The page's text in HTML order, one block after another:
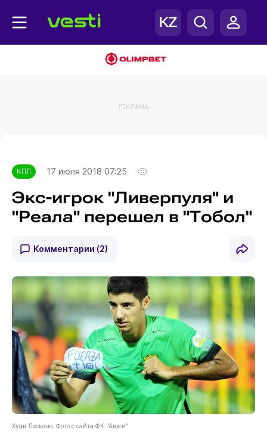
РЕКЛАМА
КПЛ 17 июля 2018 07:25
Экс-игрок "Ливерпуля" и
"Реала" перешел в "Тобол"
Комментарии (2)
Хуан Лескано. Фото с сайта ФК "Анжи"